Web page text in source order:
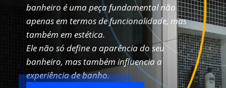
banheiro é uma peça fundamental não
apenas em termos de funcionalidade, mas
também em estética.
Ele não só define a aparência do seu
banheiro, mas também influencia a
experiência de banho.